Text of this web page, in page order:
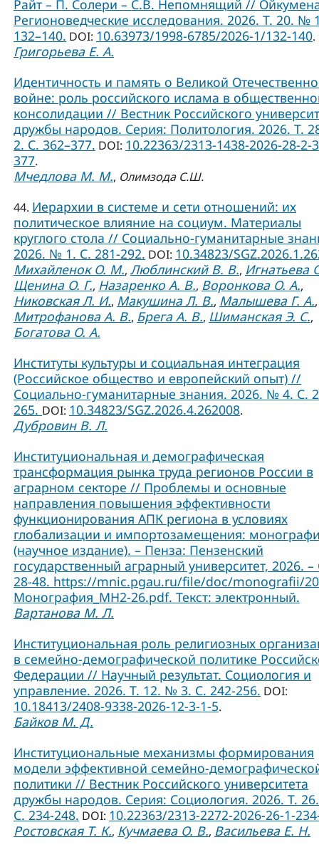
Райт – П. Солери – С.В. Непомнящий //
Регионоведческие исследования. 2026. Т. 20. №
132–140. DOI: 10.63973/1998-6785/2026-1/132-140.
Григорьева Е. А.
Идентичность и память о Великой
войне: роль российского ислама в
консолидации // Вестник Российского
дружбы народов. Серия: Политология. 2026. Т.
2. С. 362–377. DOI: 10.22363/2313-1438-2026-28-2-
377.
Мчедлова М. М., Олимзода С.Ш.
44. Иерархии в системе и сети отношений: их
политическое влияние на социум. Материалы
круглого стола // Социально-гуманитарные
2026. № 1. С. 281-292. DOI: 10.34823/
Михайленок О. М., Люблинский В. В., Игнатьева
Щенина О. Г., Назаренко А. В., Воронкова О. А.,
Никовская Л. И., Макушина Л. В., Малышева Г. А.,
Митрофанова А. В., Брега А. В., Шиманская Э. С.,
Богатова О. А.
Институты культуры и социальная интеграция
(Российское общество и европейский опыт) //
Социально-гуманитарные знания. 2026. № 4. С.
265. DOI: 10.34823/SGZ.2026.4.262008.
Дубровин В. Л.
Институциональная и демографическая
трансформация рынка труда регионов России в
аграрном секторе // Проблемы и основные
направления повышения эффективности
функционирования АПК региона в условиях
глобализации и импортозамещения:
(научное издание). – Пенза: Пензенский
государственный аграрный университет, 2026. –
28-48. https://mnic.pgau.ru/file/doc/monografii/
Монография_МН2-26.pdf. Текст: электронный.
Вартанова М. Л.
Институциональная роль религиозных
в семейно-демографической политике
Федерации // Научный результат. Социология и
управление. 2026. Т. 12. № 3. С. 242-256. DOI:
10.18413/2408-9338-2026-12-3-1-5.
Байков М. Д.
Институциональные механизмы формирования
модели эффективной семейно-
политики // Вестник Российского университета
дружбы народов. Серия: Социология. 2026. Т.
C. 234-248. DOI: 10.22363/2313-2272-2026-26-1-
Ростовская Т. К., Кучмаева О. В., Васильева Е. Н.